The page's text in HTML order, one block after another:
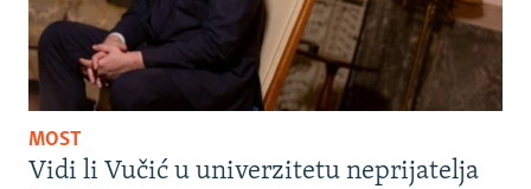
MOST
Vidi li Vučić u univerzitetu neprijatelja